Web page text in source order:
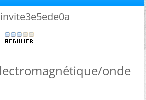
invite3e5ede0a
onde